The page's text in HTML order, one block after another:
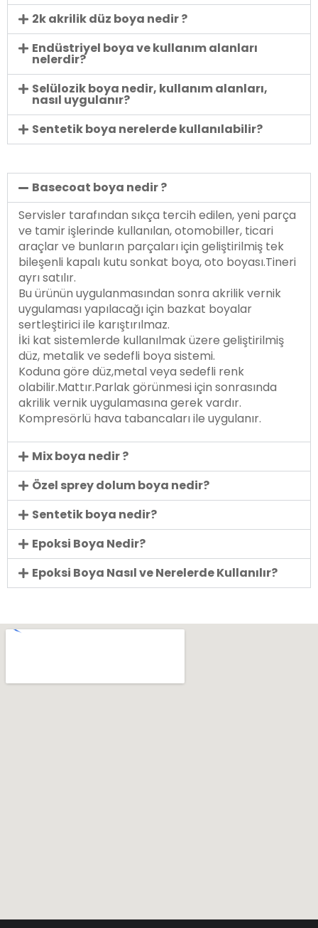
2k akrilik düz boya nedir ?
Endüstriyel boya ve kullanım alanları
nelerdir?
Selülozik boya nedir, kullanım alanları,
nasıl uygulanır?
Sentetik boya nerelerde kullanılabilir?
Basecoat boya nedir ?
Servisler tarafından sıkça tercih edilen, yeni parça
ve tamir işlerinde kullanılan, otomobiller, ticari
araçlar ve bunların parçaları için geliştirilmiş tek
bileşenli kapalı kutu sonkat boya, oto boyası.Tineri
ayrı satılır.
Bu ürünün uygulanmasından sonra akrilik vernik
uygulaması yapılacağı için bazkat boyalar
sertleştirici ile karıştırılmaz.
İki kat sistemlerde kullanılmak üzere geliştirilmiş
düz, metalik ve sedefli boya sistemi.
Koduna göre düz,metal veya sedefli renk
olabilir.Mattır.Parlak görünmesi için sonrasında
akrilik vernik uygulamasına gerek vardır.
Kompresörlü hava tabancaları ile uygulanır.
Mix boya nedir ?
Özel sprey dolum boya nedir?
Sentetik boya nedir?
Epoksi Boya Nedir?
Epoksi Boya Nasıl ve Nerelerde Kullanılır?